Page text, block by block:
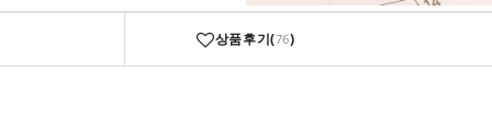
상품후기(76)